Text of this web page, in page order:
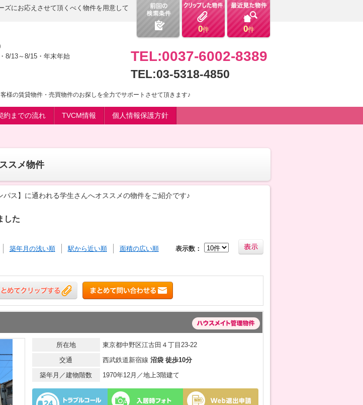
0件 0件
ズにお応えさせて頂くべく物件を用意して
8/13～8/15・年末年始 TEL:0037-6002-8389
TEL:03-5318-4850
様の賃貸物件・売買物件のお探しを全力でサポートさせて頂きます♪
約までの流れ TVCM情報 個人情報保護方針
スメ物件
パス】に通われる学生さんへオススメの物件をご紹介です♪
した
築年月の浅い順 駅から近い順 面積の広い順 表示数：
所在地
東京都中野区江古田４丁目23-22
交通
西武鉄道新宿線 沼袋 徒歩10分
築年月／建物階数
1970年12月／地上3階建て